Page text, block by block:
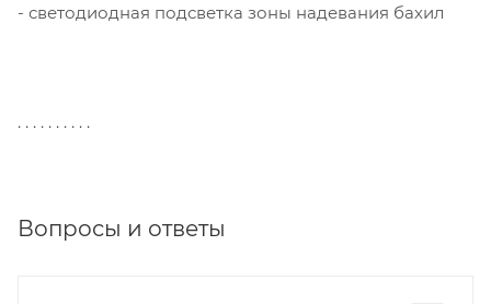
- светодиодная подсветка зоны надевания бахил
. . . . . . . . . .
Вопросы и ответы